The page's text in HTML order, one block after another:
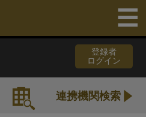
登録者
ログイン
連携機関検索